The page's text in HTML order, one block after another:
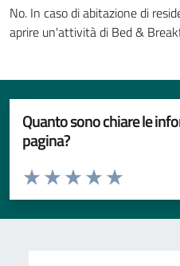
No. In caso di abitazione di
aprire un'attività di Bed &
Quanto sono chiare le
pagina?
Valuta da 1 a 5 stelle la pagina
Valuta 5
Valuta 4 stelle su
Valuta 3 stelle su 5
Valuta 2 stelle su 5
Valuta 1 stelle su 5